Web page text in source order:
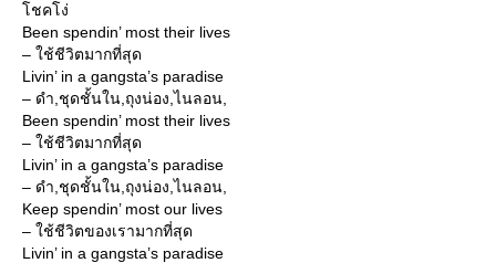
ชคโง่
Been spendin’ most their lives
– ใช้ชีวิตมากที่สุด
Livin’ in a gangsta’s paradise
– ดำ,ชุดชั้นใน,ถุงน่อง,ไนลอน,
Been spendin’ most their lives
– ใช้ชีวิตมากที่สุด
Livin’ in a gangsta’s paradise
– ดำ,ชุดชั้นใน,ถุงน่อง,ไนลอน,
Keep spendin’ most our lives
– ใช้ชีวิตของเรามากที่สุด
Livin’ in a gangsta’s paradise